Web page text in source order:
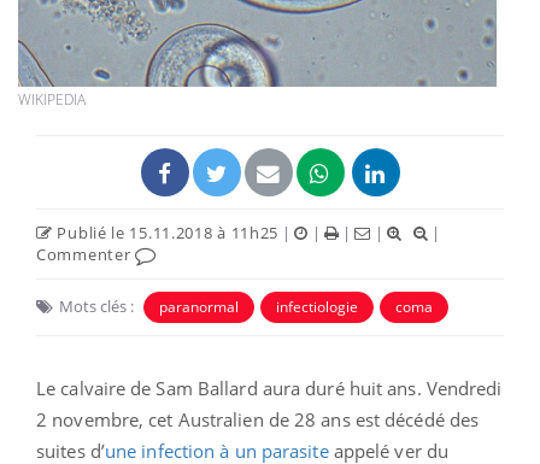
WIKIPEDIA
Publié le 15.11.2018 à 11h25 | | | |
|
Commenter
Mots clés : paranormal infectiologie coma
Le calvaire de Sam Ballard aura duré huit ans. Vendredi
2 novembre, cet Australien de 28 ans est décédé des
suites d’une infection à un parasiteappelé ver du